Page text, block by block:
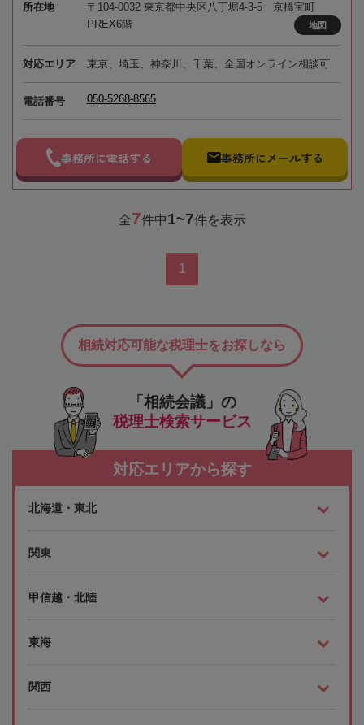
所在地
〒104-0032 東京都中央区八丁堀4-3-5 京橋宝町
PREX6階
地図
対応エリア 東京、埼玉、神奈川、千葉、全国オンライン相談可
電話番号 050-5268-8565
事務所に電話する 事務所にメールする
全7件中1~7件を表示
1
「相続会議」の
税理士検索サービス
相続対応可能な税理士をお探しなら
対応エリアから探す
北海道・東北
関東
甲信越・北陸
東海
関西